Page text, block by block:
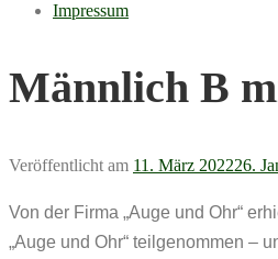
Impressum
Männlich B
Veröffentlicht am 11. März 202226.
Von der Firma „Auge und Ohr“
„Auge und Ohr“ teilgenommen –